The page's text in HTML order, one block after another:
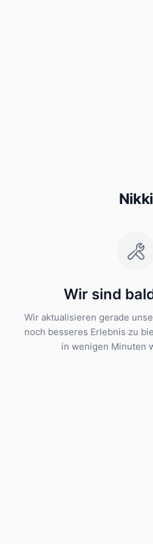
Nikki
Wir sind
Wir aktualisieren gerade
noch besseres Erlebnis zu
in wenigen Minuten